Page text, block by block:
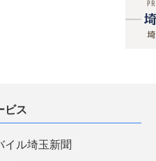
ビス
イル埼玉新聞